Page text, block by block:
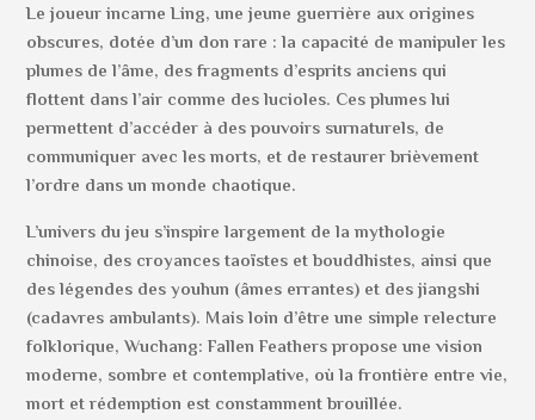
Le joueur incarne Ling, une jeune guerrière aux origines
obscures, dotée d’un don rare : la capacité de manipuler les
plumes de l’âme, des fragments d’esprits anciens qui
flottent dans l’air comme des lucioles. Ces plumes lui
permettent d’accéder à des pouvoirs surnaturels, de
communiquer avec les morts, et de restaurer brièvement
l’ordre dans un monde chaotique.
L’univers du jeu s’inspire largement de la mythologie
chinoise, des croyances taoïstes et bouddhistes, ainsi que
des légendes des youhun (âmes errantes) et des jiangshi
(cadavres ambulants). Mais loin d’être une simple relecture
folklorique, Wuchang: Fallen Feathers propose une vision
moderne, sombre et contemplative, où la frontière entre vie,
mort et rédemption est constamment brouillée.